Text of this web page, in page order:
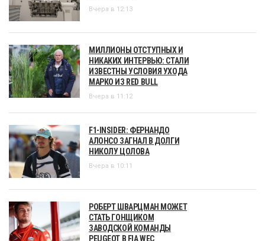
Вчера в 12:13
МИЛЛИОНЫ ОТСТУПНЫХ И
НИКАКИХ ИНТЕРВЬЮ: СТАЛИ
ИЗВЕСТНЫ УСЛОВИЯ УХОДА
МАРКО ИЗ RED BULL
Вчера в 11:12
F1-INSIDER: ФЕРНАНДО
АЛОНСО ЗАГНАЛ В ДОЛГИ
НИКОЛУ ЦОЛОВА
Вчера в 10:11
РОБЕРТ ШВАРЦМАН МОЖЕТ
СТАТЬ ГОНЩИКОМ
ЗАВОДСКОЙ КОМАНДЫ
PEUGEOT В FIA WEC